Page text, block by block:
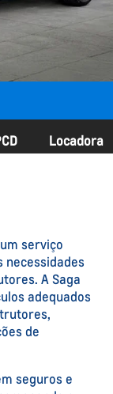
Locadora
serviço
necessidades
A Saga
adequados
de
seguros e